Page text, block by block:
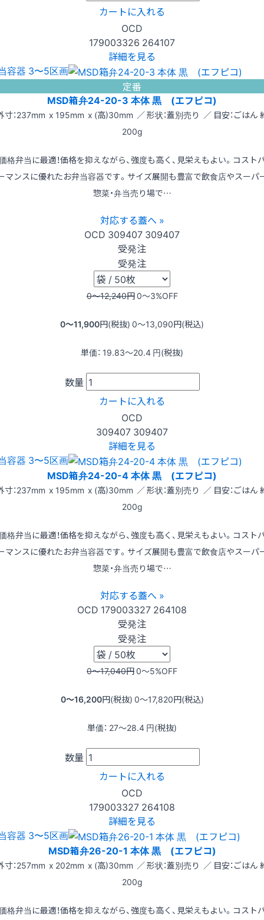
カートに入れる
OCD
179003326 264107
詳細を見る
容器 3〜5区画
定番
MSD箱弁24-20-3 本体 黒 (エフピコ)
寸：237mm x 195mm x (高)30mm ／ 形状：蓋別売り ／ 目安：ごはん
200g
格弁当に最適！価格を抑えながら、強度も高く、見栄えもよい。コスト
マンスに優れたお弁当容器です。サイズ展開も豊富で飲食店やスーパ
惣菜・弁当売り場で…
対応する蓋へ »
OCD 309407 309407
受発注
受発注
0〜12,240円0〜3%OFF
0〜11,900円(税抜) 0〜13,090円(税込)
単価： 19.83〜20.4 円(税抜)
数量
カートに入れる
OCD
309407 309407
詳細を見る
容器 3〜5区画
MSD箱弁24-20-4 本体 黒 (エフピコ)
寸：237mm x 195mm x (高)30mm ／ 形状：蓋別売り ／ 目安：ごはん
200g
格弁当に最適！価格を抑えながら、強度も高く、見栄えもよい。コスト
マンスに優れたお弁当容器です。サイズ展開も豊富で飲食店やスーパ
惣菜・弁当売り場で…
対応する蓋へ »
OCD 179003327 264108
受発注
受発注
0〜17,040円0〜5%OFF
0〜16,200円(税抜) 0〜17,820円(税込)
単価： 27〜28.4 円(税抜)
数量
カートに入れる
OCD
179003327 264108
詳細を見る
容器 3〜5区画
MSD箱弁26-20-1 本体 黒 (エフピコ)
寸：257mm x 202mm x (高)30mm ／ 形状：蓋別売り ／ 目安：ごはん
200g
格弁当に最適！価格を抑えながら、強度も高く、見栄えもよい。コスト